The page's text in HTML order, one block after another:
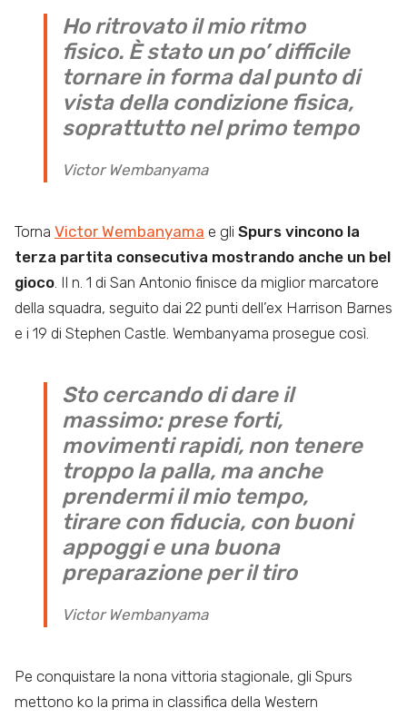
Ho ritrovato il mio ritmo
fisico. È stato un po’ difficile
tornare in forma dal punto di
vista della condizione fisica,
soprattutto nel primo tempo
Victor Wembanyama
Torna Victor Wembanyama e gli Spurs vincono la
terza partita consecutiva mostrando anche un bel
gioco . Il n. 1 di San Antonio finisce da miglior marcatore
della squadra, seguito dai 22 punti dell’ex Harrison Barnes
e i 19 di Stephen Castle. Wembanyama prosegue così.
Sto cercando di dare il
massimo: prese forti,
movimenti rapidi, non tenere
troppo la palla, ma anche
prendermi il mio tempo,
tirare con fiducia, con buoni
appoggi e una buona
preparazione per il tiro
Victor Wembanyama
Pe conquistare la nona vittoria stagionale, gli Spurs
mettono ko la prima in classifica della Western